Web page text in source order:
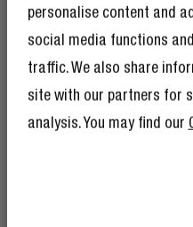
personalise content and
social media functions
traffic. We also share
site with our partners for
analysis. You may find our
ust. 1, rozpoczyna się
otrzymaniu produktu
trzecią wcześniej
która nie jest